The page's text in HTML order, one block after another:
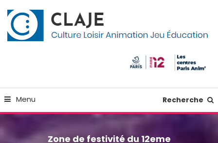
To
Content
Menu Recherche
Zone de festivité du 12eme